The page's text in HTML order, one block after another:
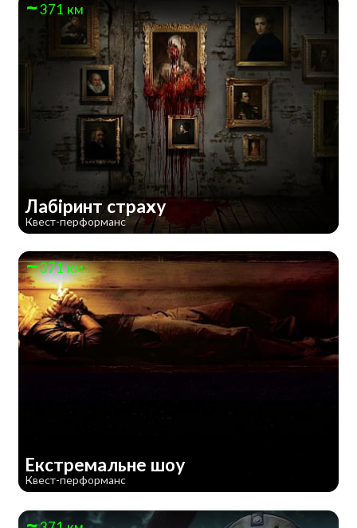
371 км
Лабіринт страху
Квест-перформанс
371 км
Екстремальне шоу
Квест-перформанс